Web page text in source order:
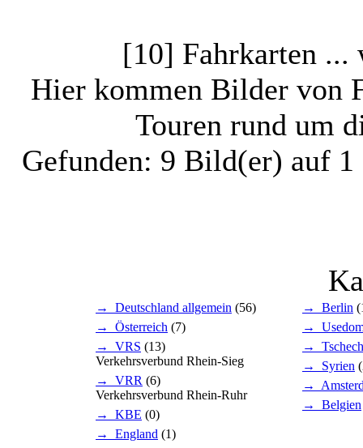
[10] Fahrkarten ...
Hier kommen Bilder von
Touren rund um
Gefunden: 9 Bild(er) auf
→ Deutschland allgemein (56)
→ Österreich (7)
→ VRS (13)
Verkehrsverbund Rhein-Sieg
→ VRR (6)
Verkehrsverbund Rhein-Ruhr
→ KBE (0)
→ England (1)
→ Berlin
→
→
→ Syrien
→
→ Belgien